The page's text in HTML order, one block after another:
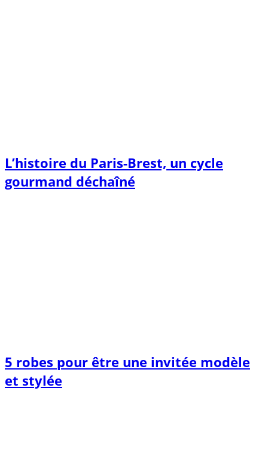
L’histoire du Paris-Brest, un cycle
gourmand déchaîné
5 robes pour être une invitée modèle
et stylée